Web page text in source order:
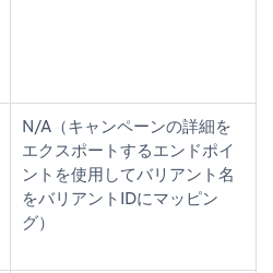
N/A（キャンペーンの詳細を
エクスポートするエンドポイ
ントを使用してバリアント名
をバリアントIDにマッピン
グ）